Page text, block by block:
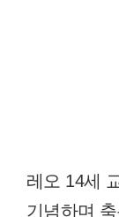
레오 14세
기념하며